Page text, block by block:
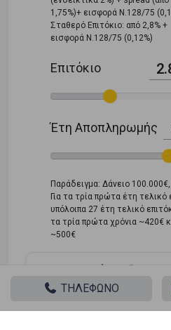
1,75%)+ εισφορά Ν.128/75
Σταθερό Επιτόκιο: από 2,8% +
εισφορά Ν.128/75 (0,12%)
Επιτόκιο
Έτη Αποπληρωμής
Παράδειγμα: Δάνειο
Για τα τρία πρώτα έτη τελικό
υπόλοιπα 27 έτη τελικό
τα τρία πρώτα χρόνια ~420€
~500€
Ποσό
ΤΗΛΕΦΩΝΟ